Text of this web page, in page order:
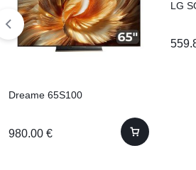
Dreame 65S100
980.00 €
LG